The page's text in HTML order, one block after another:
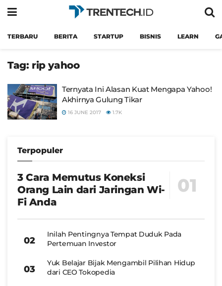
TERBARU BERITA STARTUP BISNIS LEARN
Tag: rip yahoo
Ternyata Ini Alasan Kuat Mengapa Yahoo!
Akhirnya Gulung Tikar
16 JUNE 2017 1.7K
Terpopuler
3 Cara Memutus Koneksi
Orang Lain dari Jaringan Wi-
Fi Anda
Inilah Pentingnya Tempat Duduk Pada
Pertemuan Investor
Yuk Belajar Bijak Mengambil Pilihan Hidup
dari CEO Tokopedia